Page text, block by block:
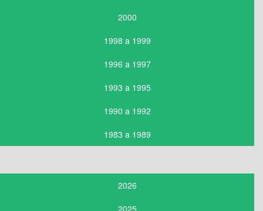
2000
1998 a 1999
1996 a 1997
1993 a 1995
1990 a 1992
1983 a 1989
2026
2025